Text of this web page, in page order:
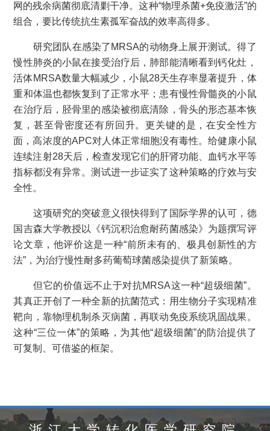
网的残余病菌彻底清剿干净。这种“物理杀菌+免疫激活”的
组合，要比传统抗生素孤军奋战的效率高得多。
研究团队在感染了MRSA的动物身上展开测试。得了
慢性肺炎的小鼠在接受治疗后，肺部能清晰看到钙化灶，
活体MRSA数量大幅减少，小鼠28天生存率显著提升，体
重和体温也都恢复到了正常水平；患有慢性骨髓炎的小鼠
在治疗后，胫骨里的感染被彻底清除，骨头的形态基本恢
复，甚至骨密度还有所回升。更关键的是，在安全性方
面，高浓度的APC对人体正常细胞没有毒性。给健康小鼠
连续注射28天后，检查发现它们的肝肾功能、血钙水平等
指标都没有异常。测试进一步证实了这种策略的疗效与安
全性。
这项研究的突破意义很快得到了国际学界的认可，德
国吉森大学教授以《钙沉积治愈耐药菌感染》为题撰写评
论文章，他评价这是一种“前所未有的、极具创新性的方
法”，为治疗慢性耐多药葡萄球菌感染提供了新策略。
但它的价值远不止于对抗MRSA这一种“超级细菌”。
其真正开创了一种全新的抗菌范式：用生物分子实现精准
靶向，靠物理机制杀灭病菌，再联动免疫系统巩固战果。
这种“三位一体”的策略，为其他“超级细菌”的防治提供了
可复制、可借鉴的框架。